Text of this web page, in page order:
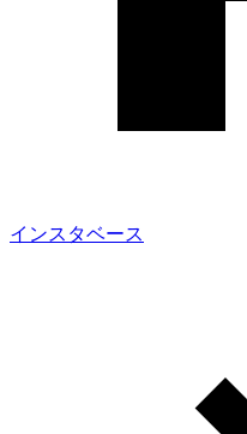
インスタベース